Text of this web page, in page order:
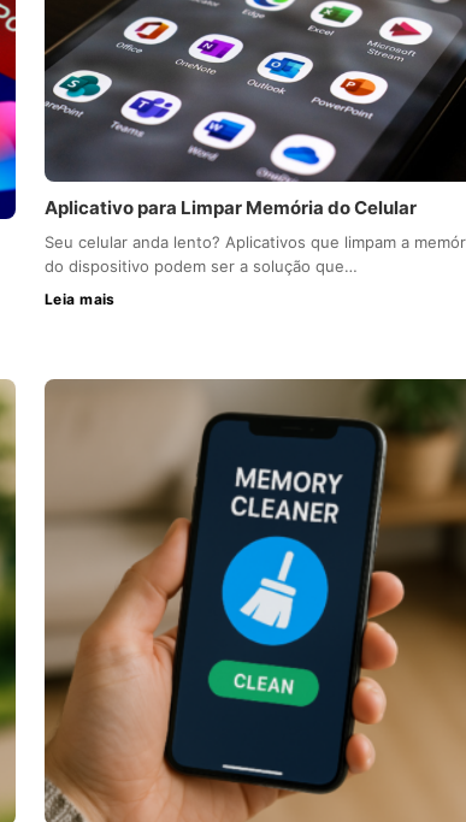
Aplicativo para Limpar Memória do Celular
Seu celular anda lento? Aplicativos que limpam a
do dispositivo podem ser a solução que…
Leia mais